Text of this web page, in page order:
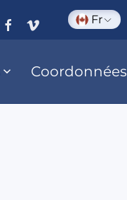
Fr
Coordonnées